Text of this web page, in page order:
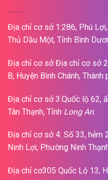
Địa chỉ cơ sở 1:286, Phú
Thủ Dầu Một, Tỉnh Bình
Địa chỉ cơ sở Địa chỉ cơ sở
B, Huyện Bình Chánh, Thành
Địa chỉ cơ sở 3:Quốc lộ 62,
Tân Thạnh, Tỉnh Long An.
Địa chỉ cơ sở 4: Số 33, hẻm
Ninh Lợi, Phường Ninh
Địa chỉ cơ305 Quốc Lộ 13,